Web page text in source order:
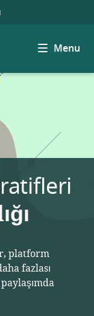
Menu
platform
fazlası